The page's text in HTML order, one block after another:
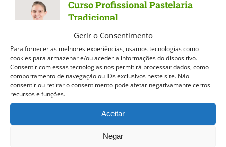
Gerir o Consentimento
Para fornecer as melhores experiências, usamos tecnologias como
cookies para armazenar e/ou aceder a informações do dispositivo.
Consentir com essas tecnologias nos permitirá processar dados, como
comportamento de navegação ou IDs exclusivos neste site. Não
consentir ou retirar o consentimento pode afetar negativamante certos
recursos e funções.
Aceitar
Negar
variants.
may
be
on
the
product
Curso Profissional Pastelaria
Tradicional
Curso Profissional Pastelaria
TradicionalDos quentinhos e
estaladiços Pastéis de Nata aos
deliciosos Croissants, o curso de
trabalhar vasta gama de produtos.
Destacamos os Pastéis de Nata, com